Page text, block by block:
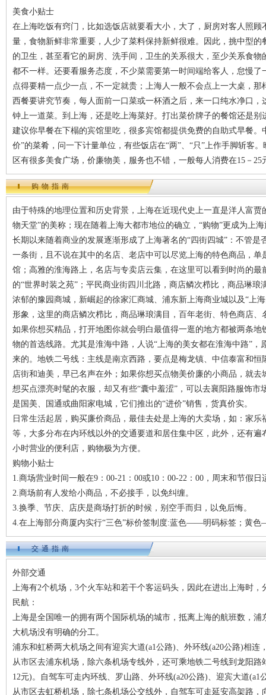
美食小贴士
在上海吃饭有窍门，比如选饭店就要看大小，大了，厨房对客人照
量，食物新鲜非常重要，人少了菜料保持新鲜很难。因此，挑中型
的卫生，甚至看它的厨房、洗手间，卫生的关系很大，至少关系食
都不一样。还要看服务态度，不少菜需要第一时间端给客人，怠慢
点得要精一点少一点，不一定就贵；上海人一般不会点上一大桌，
西餐要讲究节奏，每人面前一口菜或一杯酒之后，来一口纯水净口
钟上一道菜。到上海，还是吃上海菜好。打出菜价牌子的餐馆还是
建议你早餐在下榻的宾馆里吃，很多宾馆都提供免费的自助式早餐
价”的菜肴，问一下计量单位，有些饭店在“两”、“只”上作手脚斩客
区有很多美食广场，价廉物美，服务也不错，一般每人消费在15－25
购物指南
由于特殊的地理位置和历史背景，上海在近现代史上一直是洋人富
物天堂”的美称；现在随着上海大都市地位的确立，“购物”更成为上
长期以来随着商业的发展逐渐形成了上海著名的“四街四城”：不管
一条街，且不说在其中的名店、老店中可以尽览上海的特色商品，
馆；高雅的淮海路上，名店与专卖店云集，在这里可以看到时尚的
的“世界时装之苑”；平民商业街四川北路，商店鳞次栉比，商品琳
浓郁的豫园商城，新崛起的徐家汇商城、浦东新上海商业城以及“
形象，这里的商店鳞次栉比，商品琳琅满目，百年老街、特色商店、
如果你想买精品，打开地图你就会明白最值得一逛的地方都被两条
物的首选线路。尤其是淮海中路，人说“上海的美女都在淮海中路”
来的。地铁二号线：主线是南京西路，要点是梅龙镇、中信泰富和
店街和迪美，早已名声在外；如果你想买点物美价廉的小商品，就
想买点漂亮时髦的衣服，却又有些“囊中羞涩”，可以去襄阳路服饰
是国美、国通或曲阳家电城，它们推出的“进价”销售，货真价实。
日常生活起居，购买廉价商品，最佳去处是上海的大卖场，如：家
等，大多分布在内环线以外的交通要道和居住集中区，此外，还有
小时营业的便利店，购物极为方便。
购物小贴士
1.商场营业时间一般在9：00-21：00或10：00-22：00，周末和节假
2.商场前有人发给小商品，不必接手，以免纠缠。
3.换季、节庆、店庆是商场打折的时候，别空手而归，以免后悔。
4.在上海部分商厦内实行“三色”标价签制度:蓝色——明码标签；黄
交通指南
外部交通
上海有2个机场，3个火车站和若干个客运码头，因此在进出上海时
民航：
上海是全国唯一的拥有两个国际机场的城市，抵离上海的航班数，
大机场没有明确的分工。
浦东和虹桥两大机场之间有迎宾大道(a1公路)、外环线(a20公路)相连
从市区去浦东机场，除六条机场专线外，还可乘地铁二号线到龙阳
12元)。自驾车可走内环线、罗山路、外环线(a20公路)、迎宾大道
从市区去虹桥机场，除七条机场公交线外，自驾车可走延安高架路